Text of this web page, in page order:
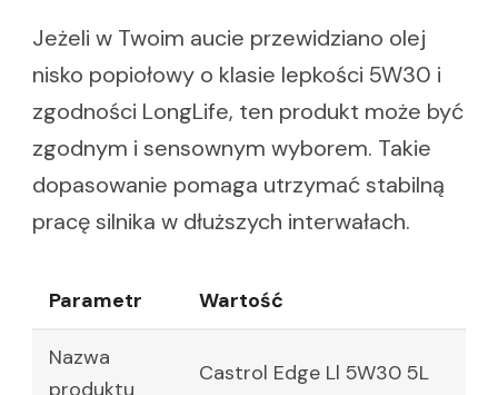
Jeżeli w Twoim aucie przewidziano olej
nisko popiołowy o klasie lepkości 5W30 i
zgodności LongLife, ten produkt może być
zgodnym i sensownym wyborem. Takie
dopasowanie pomaga utrzymać stabilną
pracę silnika w dłuższych interwałach.
Parametr Wartość
Nazwa
produktu
Castrol Edge Ll 5W30 5L